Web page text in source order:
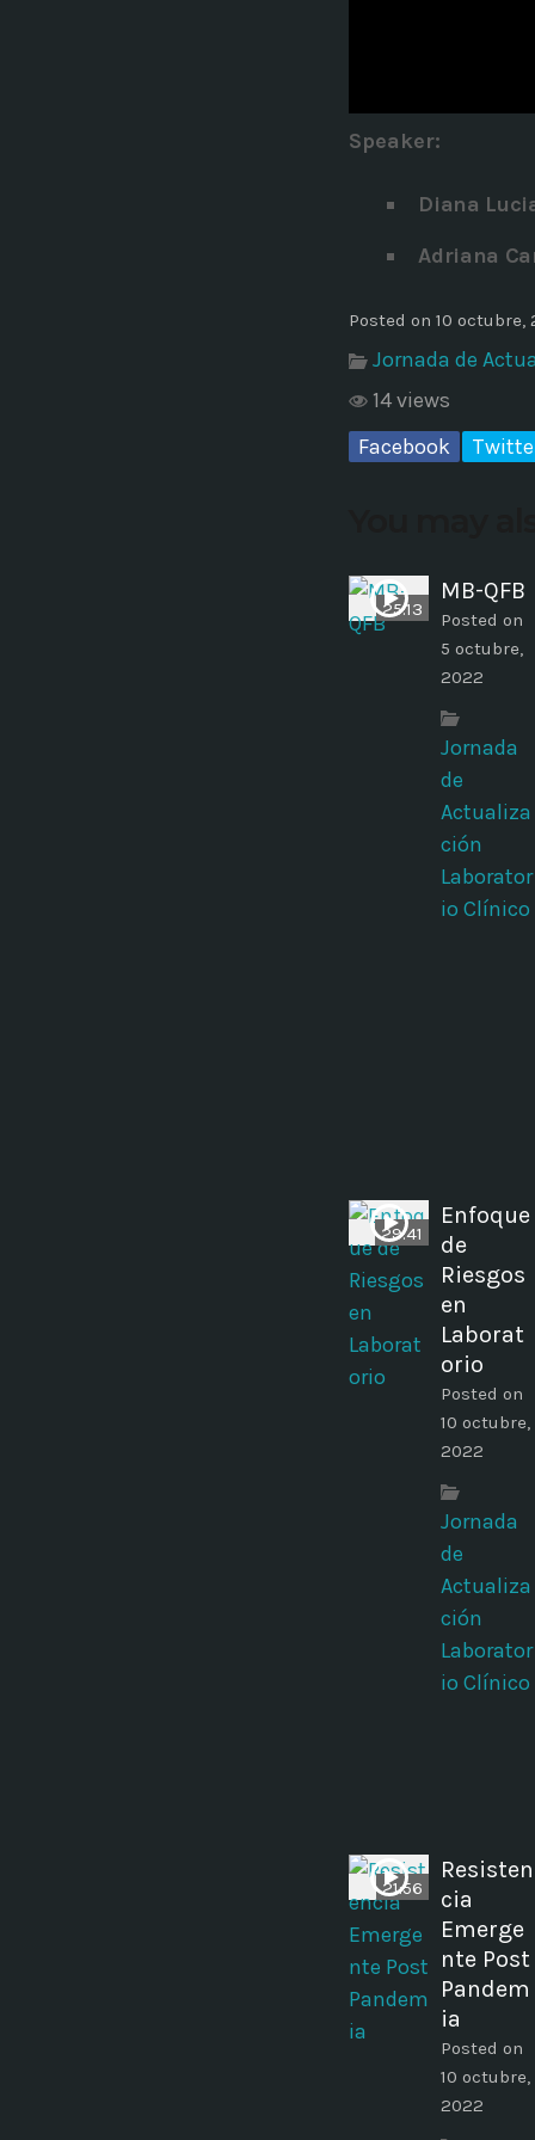
Noticia de personal salud 5
Speaker:
Diana
Adriana
Posted on 10 octubre,
Jornada de
14 views
Facebook
25:13
MB-QFB
Posted on
5 octubre,
2022
Jornada
de
Actualiza
ción
Laborator
io Clínico
29:41
Enfoque
de
Riesgos
en
Laborat
orio
Posted on
10 octubre,
2022
Jornada
de
Actualiza
ción
Laborator
io Clínico
21:56
Resisten
cia
Emerge
nte Post
Pandem
ia
Posted on
10 octubre,
2022